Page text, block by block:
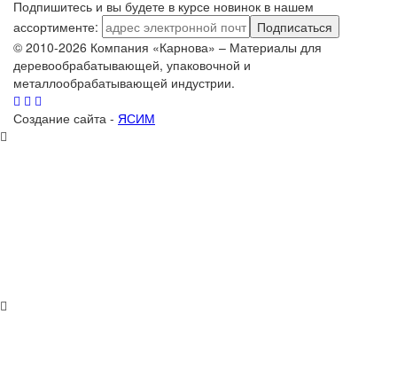
Подпишитесь и вы будете в курсе новинок в нашем
ассортименте:
Подписаться
© 2010-2026 Компания «Карнова» – Материалы для
деревообрабатывающей, упаковочной и
металлообрабатывающей индустрии.
Создание сайта - ЯСИМ